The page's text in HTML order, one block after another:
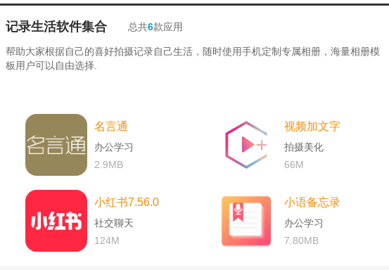
记录生活软件集合 总共6款应用
帮助大家根据自己的喜好拍摄记录自己生活，随时使用手机定制专属相册，海量相册模
板用户可以自由选择.
名言通
办公学习
2.9MB
视频加文字
拍摄美化
66M
小红书7.56.0
社交聊天
124M
小语备忘录
办公学习
7.80MB